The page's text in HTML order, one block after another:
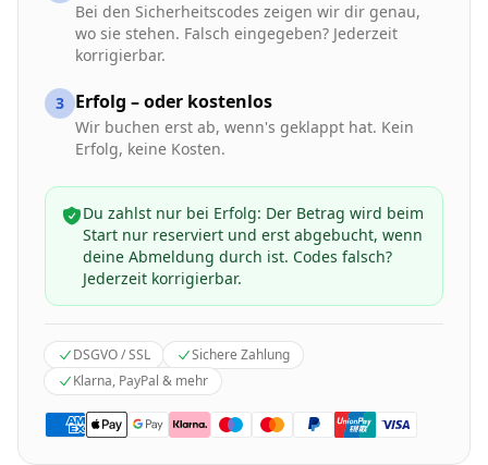
Bei den Sicherheitscodes zeigen wir dir genau,
wo sie stehen. Falsch eingegeben? Jederzeit
korrigierbar.
3 Erfolg – oder kostenlos
Wir buchen erst ab, wenn's geklappt hat. Kein
Erfolg, keine Kosten.
Du zahlst nur bei Erfolg: Der Betrag wird beim
Start nur reserviert und erst abgebucht, wenn
deine Abmeldung durch ist. Codes falsch?
Jederzeit korrigierbar.
DSGVO / SSL
Sichere Zahlung
Klarna, PayPal & mehr